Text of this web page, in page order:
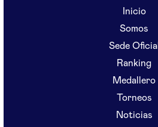
Inicio
Somos
Sede Oficial
Ranking
Medallero
Torneos
Noticias